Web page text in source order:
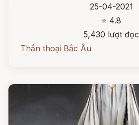
25-04-2021
⭐ 4.8
5,430 lượt đọc
Thần thoại Bắc Âu